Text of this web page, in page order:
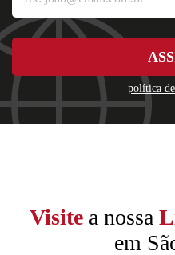
política
Visite a nossa
em